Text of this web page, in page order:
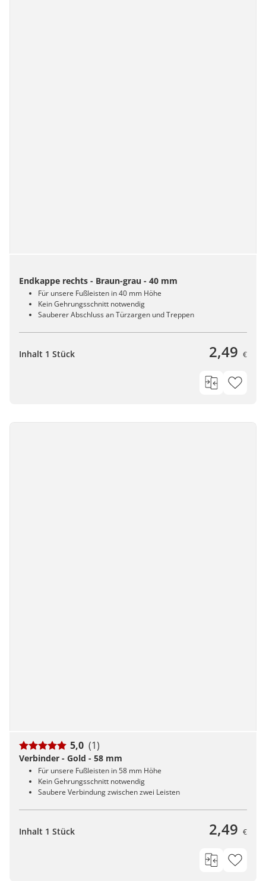
Endkappe rechts - Braun-grau - 40 mm
Für unsere Fußleisten in 40 mm Höhe
Kein Gehrungsschnitt notwendig
Sauberer Abschluss an Türzargen und Treppen
Inhalt 1 Stück 2,49 €
5,0 (1)
Verbinder - Gold - 58 mm
Für unsere Fußleisten in 58 mm Höhe
Kein Gehrungsschnitt notwendig
Saubere Verbindung zwischen zwei Leisten
Inhalt 1 Stück 2,49 €